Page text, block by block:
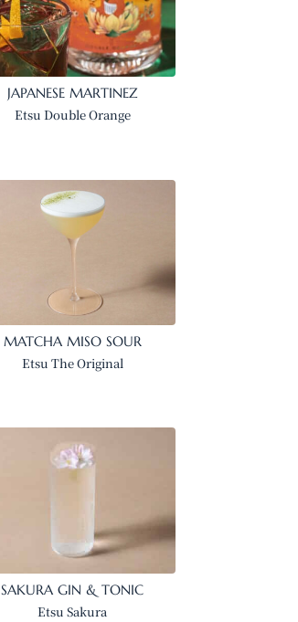
JAPANESE MARTINEZ
Etsu Double Orange
MATCHA MISO SOUR
Etsu The Original
SAKURA GIN & TONIC
Etsu Sakura